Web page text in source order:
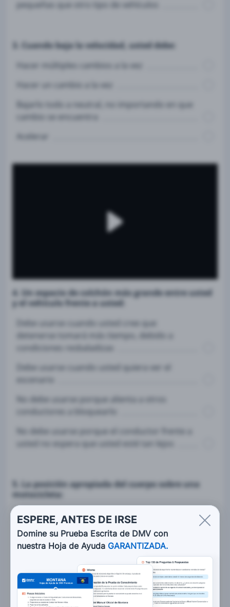
pequeñas que otro tipo de vehículos
3. Cuando baja la velocidad, usted debe:
Hacer múltiples cambios a la vez
Hacer un cambio a la vez
Bajarlo todo a neutral, no importando en que
cambio se encuentra
Acelerar
4. Un espacio de colchón más grande entre usted
y el vehículo frente a usted:
Debe usarse cuando usted cree que
detenerse tomará más tiempo, debido a
condiciones resbaladizas
Debe usarse cuando usted quiera ver el
escenario
No debe usarse porque alienta a otros
conductores a bloquearlo
No debe usarse porque el conductor frente a
usted no espera que usted esté tan lejos
5. La posición apropiada del cuerpo sobre una
motocicleta:
Permite al conductor sentarse lo
suficientemente adelante que los brazos
estén ligeramente doblados cuando sostiene
las empuñaduras
Permite al conductor sentarse lo más atrás
posible y estirarse cuando trate de alcanzar
las empuñaduras
ESPERE, ANTES DE IRSE
Domine su Prueba Escrita de DMV con
nuestra Hoja de Ayuda GARANTIZADA.